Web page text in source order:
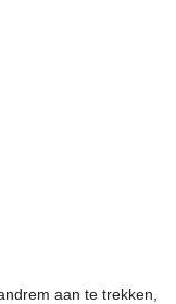
aan te trekken,